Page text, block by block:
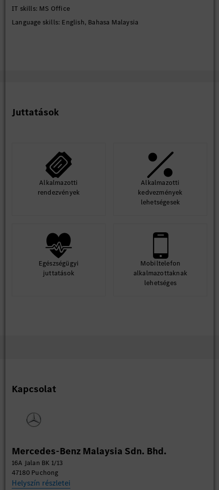
IT skills: MS Office
Language skills: English, Bahasa Malaysia
Juttatások
Alkalmazotti
rendezvények
Alkalmazotti
kedvezmények
lehetségesek
Egészségügyi
juttatások
Mobiltelefon
alkalmazottaknak
lehetséges
Kapcsolat
Mercedes-Benz Malaysia Sdn. Bhd.
16A Jalan BK 1/13
47180 Puchong
Helyszín részletei